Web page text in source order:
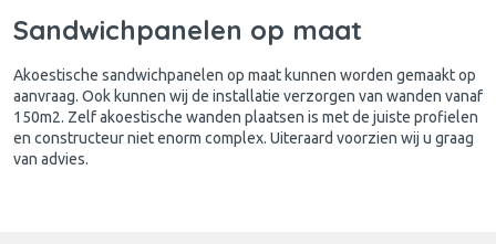
Sandwichpanelen op maat
Akoestische sandwichpanelen op maat kunnen worden gemaakt op
aanvraag. Ook kunnen wij de installatie verzorgen van wanden vanaf
150m2. Zelf akoestische wanden plaatsen is met de juiste profielen
en constructeur niet enorm complex. Uiteraard voorzien wij u graag
van advies.